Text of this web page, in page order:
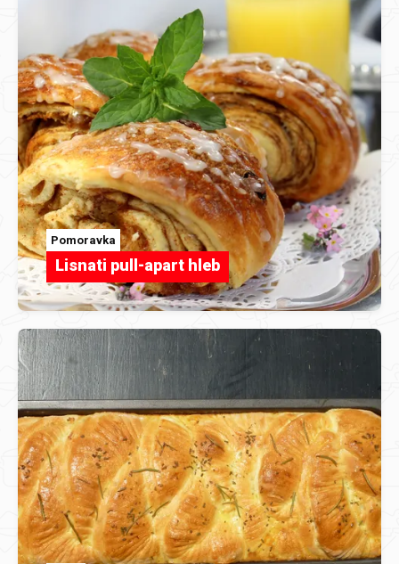
Pomoravka
Lisnati pull-apart hleb